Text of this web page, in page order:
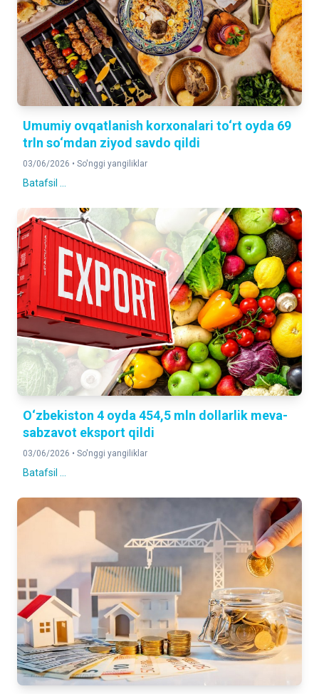
Umumiy ovqatlanish korxonalari to‘rt oyda 69
trln so‘mdan ziyod savdo qildi
03/06/2026 • So'nggi yangiliklar
Batafsil ...
O‘zbekiston 4 oyda 454,5 mln dollarlik meva-
sabzavot eksport qildi
03/06/2026 • So'nggi yangiliklar
Batafsil ...